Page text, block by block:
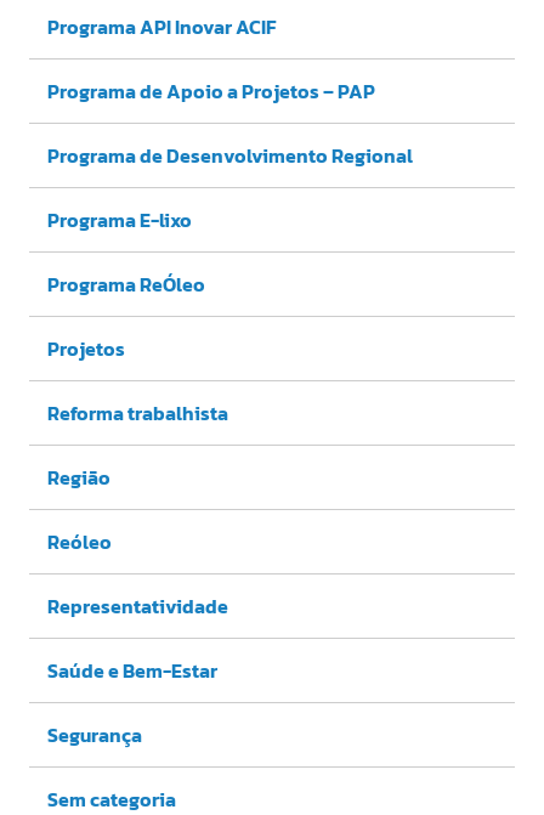
Programa API Inovar ACIF
Programa de Apoio a Projetos – PAP
Programa de Desenvolvimento Regional
Programa E-lixo
Programa ReÓleo
Projetos
Reforma trabalhista
Região
Reóleo
Representatividade
Saúde e Bem-Estar
Segurança
Sem categoria